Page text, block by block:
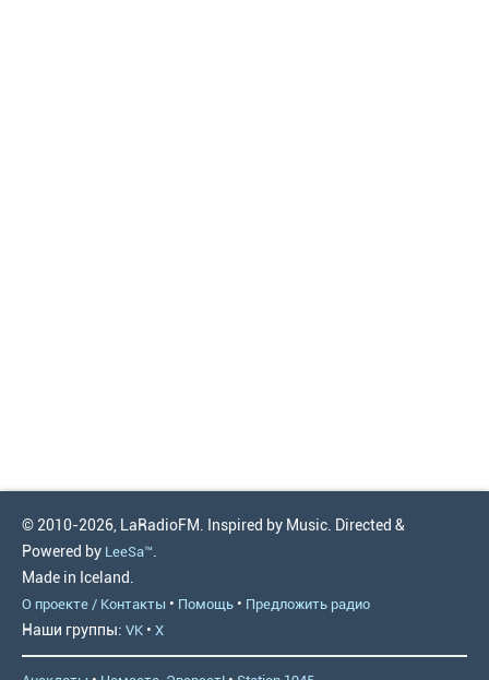
© 2010-2026, LaRadioFM. Inspired by Music. Directed &
Powered by LeeSa™.
Made in Iceland.
О проекте / Контакты • Помощь • Предложить радио
Наши группы: VK • X